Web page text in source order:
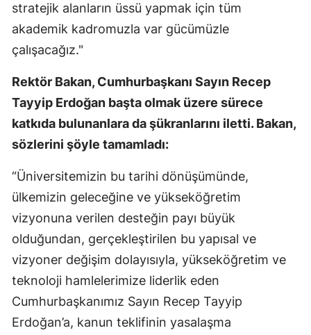
stratejik alanların üssü yapmak için tüm
akademik kadromuzla var gücümüzle
çalışacağız."
Rektör Bakan, Cumhurbaşkanı Sayın Recep
Tayyip Erdoğan başta olmak üzere sürece
katkıda bulunanlara da şükranlarını iletti. Bakan,
sözlerini şöyle tamamladı:
“Üniversitemizin bu tarihi dönüşümünde,
ülkemizin geleceğine ve yükseköğretim
vizyonuna verilen desteğin payı büyük
olduğundan, gerçekleştirilen bu yapısal ve
vizyoner değişim dolayısıyla, yükseköğretim ve
teknoloji hamlelerimize liderlik eden
Cumhurbaşkanımız Sayın Recep Tayyip
Erdoğan’a, kanun teklifinin yasalaşma